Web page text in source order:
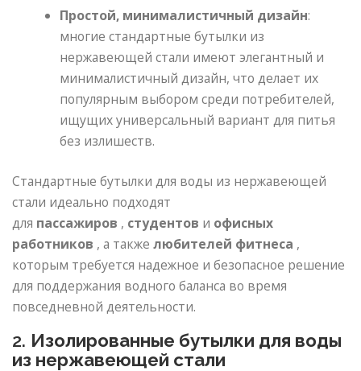
Простой, минималистичный дизайн:
многие стандартные бутылки из
нержавеющей стали имеют элегантный и
минималистичный дизайн, что делает их
популярным выбором среди потребителей,
ищущих универсальный вариант для питья
без излишеств.
Стандартные бутылки для воды из нержавеющей
стали идеально подходят
для пассажиров , студентов и офисных
работников , а также любителей фитнеса ,
которым требуется надежное и безопасное решение
для поддержания водного баланса во время
повседневной деятельности.
2. Изолированные бутылки для воды
из нержавеющей стали